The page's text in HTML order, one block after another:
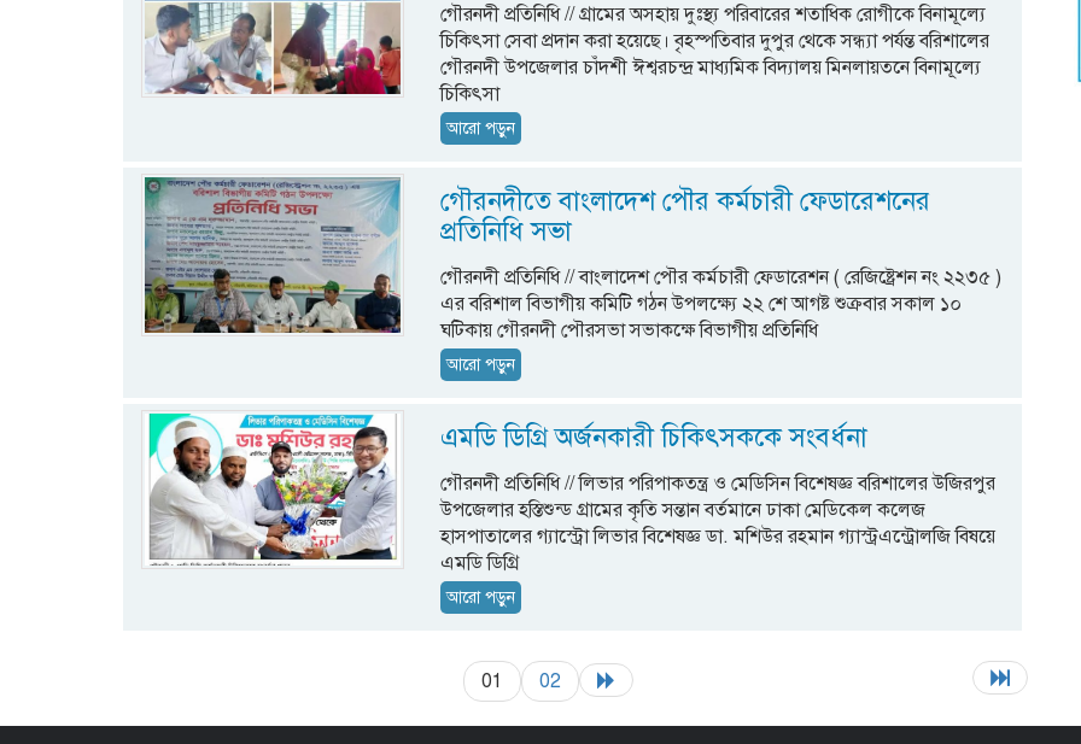
গৌরনদী প্রতিনিধি // গ্রামের অসহায় দুঃস্থ্য পরিবারের শতাধিক রোগীকে বিনামূল্যে
চিকিৎসা সেবা প্রদান করা হয়েছে। বৃহস্পতিবার দুপুর থেকে সন্ধ্যা পর্যন্ত বরিশালের
গৌরনদী উপজেলার চাঁদশী ঈশ্বরচন্দ্র মাধ্যমিক বিদ্যালয় মিনলায়তনে বিনামূল্যে
চিকিৎসা
আরো পড়ুন
গৌরনদীতে বাংলাদেশ পৌর কর্মচারী ফেডারেশনের
প্রতিনিধি সভা
গৌরনদী প্রতিনিধি // বাংলাদেশ পৌর কর্মচারী ফেডারেশন ( রেজিষ্ট্রেশন নং ২২৩৫ )
এর বরিশাল বিভাগীয় কমিটি গঠন উপলক্ষ্যে ২২ শে আগষ্ট শুক্রবার সকাল ১০
ঘটিকায় গৌরনদী পৌরসভা সভাকক্ষে বিভাগীয় প্রতিনিধি
আরো পড়ুন
এমডি ডিগ্রি অর্জনকারী চিকিৎসককে সংবর্ধনা
গৌরনদী প্রতিনিধি // লিভার পরিপাকতন্ত্র ও মেডিসিন বিশেষজ্ঞ বরিশালের উজিরপুর
উপজেলার হস্তিশুন্ড গ্রামের কৃতি সন্তান বর্তমানে ঢাকা মেডিকেল কলেজ
হাসপাতালের গ্যাস্ট্রো লিভার বিশেষজ্ঞ ডা. মশিউর রহমান গ্যাস্ট্রএন্ট্রোলজি বিষয়ে
এমডি ডিগ্রি
আরো পড়ুন
01 02